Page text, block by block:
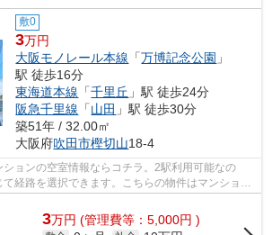
敷0
3万円
大阪モノレール本線 「万博記念公園 」
駅 徒歩16分
東海道本線 「千里丘 」駅 徒歩24分
阪急千里線 「山田 」駅 徒歩30分
築51年 / 32.00㎡
大阪府吹田市樫切山18-4
ョンの空室情報ならコチラ。2駅利用可能なの
経路を選択できます。こちらの物件はマンション
、まずは鉄骨造...
3万円 (管理費等：5,000円 )